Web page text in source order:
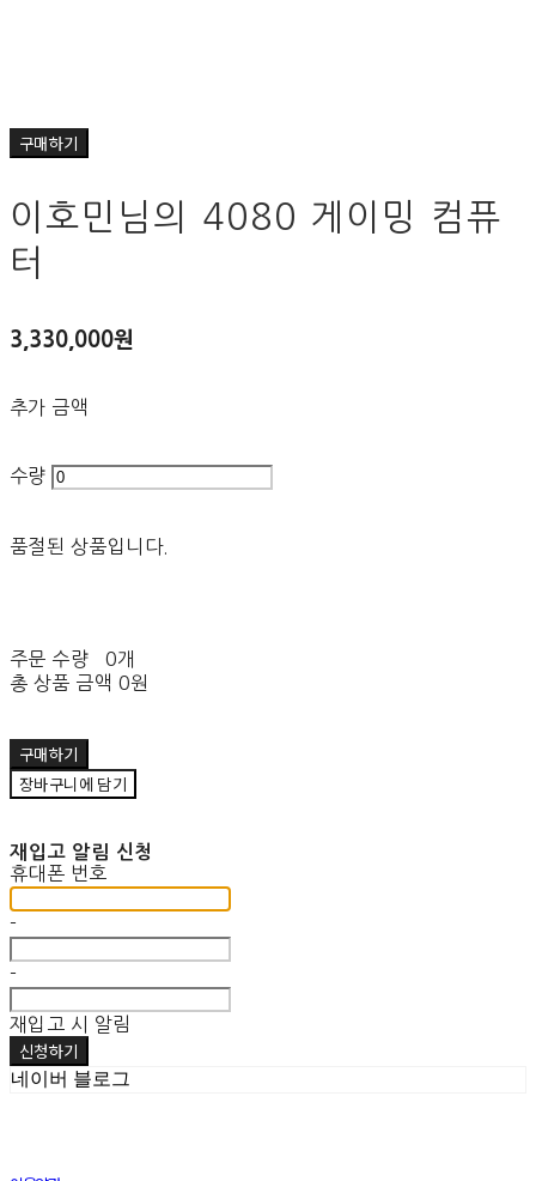
구매하기
이호민님의 4080 게이밍 컴퓨
터
3,330,000원
추가 금액
수량
품절된 상품입니다.
주문 수량
0개
총 상품 금액 0원
구매하기
장바구니에 담기
재입고 알림 신청
휴대폰 번호
-
-
재입고 시 알림
신청하기
네이버 블로그